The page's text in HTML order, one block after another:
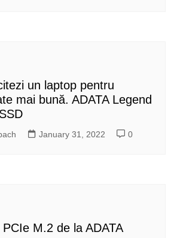
un laptop pentru
mai bună. ADATA Legend
January 31, 2022 0
M.2 de la ADATA